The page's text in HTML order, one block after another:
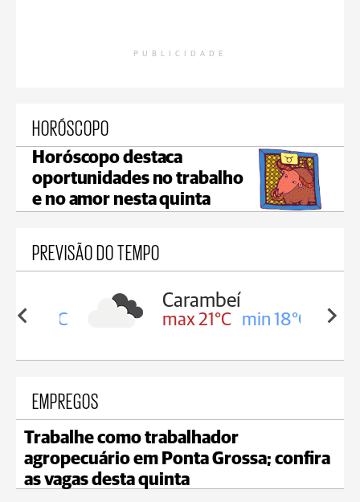
PUBLICIDADE
HORÓSCOPO
Horóscopo destaca
oportunidades no trabalho
e no amor nesta quinta
PREVISÃO DO TEMPO
19°C
Carambeí
max 21°C min 18°C
EMPREGOS
Trabalhe como trabalhador
agropecuário em Ponta Grossa; confira
as vagas desta quinta